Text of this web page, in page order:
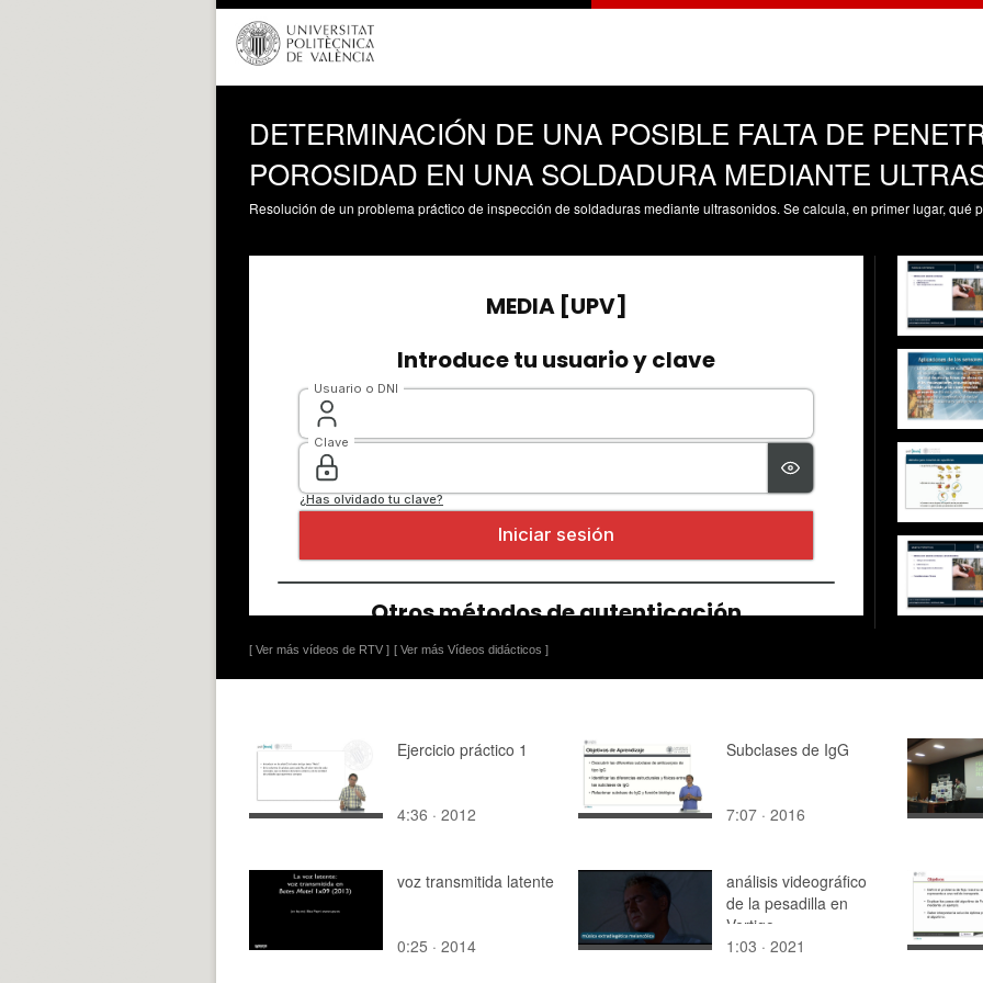
DETERMINACIÓN DE UNA POSIBLE FALTA DE
POROSIDAD EN UNA SOLDADURA MEDIANTE
[ Ver más vídeos de RTV ] [ Ver más Vídeos didácticos ]
Ejercicio práctico 1
4:36 · 2012
Subclases de IgG
7:07 · 2016
voz transmitida latente
0:25 · 2014
análisis videográfico
de la pesadilla en
Vertigo
1:03 · 2021